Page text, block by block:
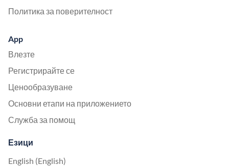
Политика за поверителност
App
Влезте
Регистрирайте се
Ценообразуване
Основни етапи на приложението
Служба за помощ
Езици
English (English)